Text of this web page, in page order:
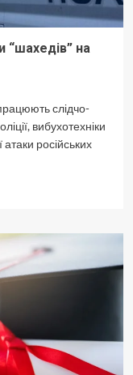
“шахедів” на
слідчо-
вибухотехніки
російських